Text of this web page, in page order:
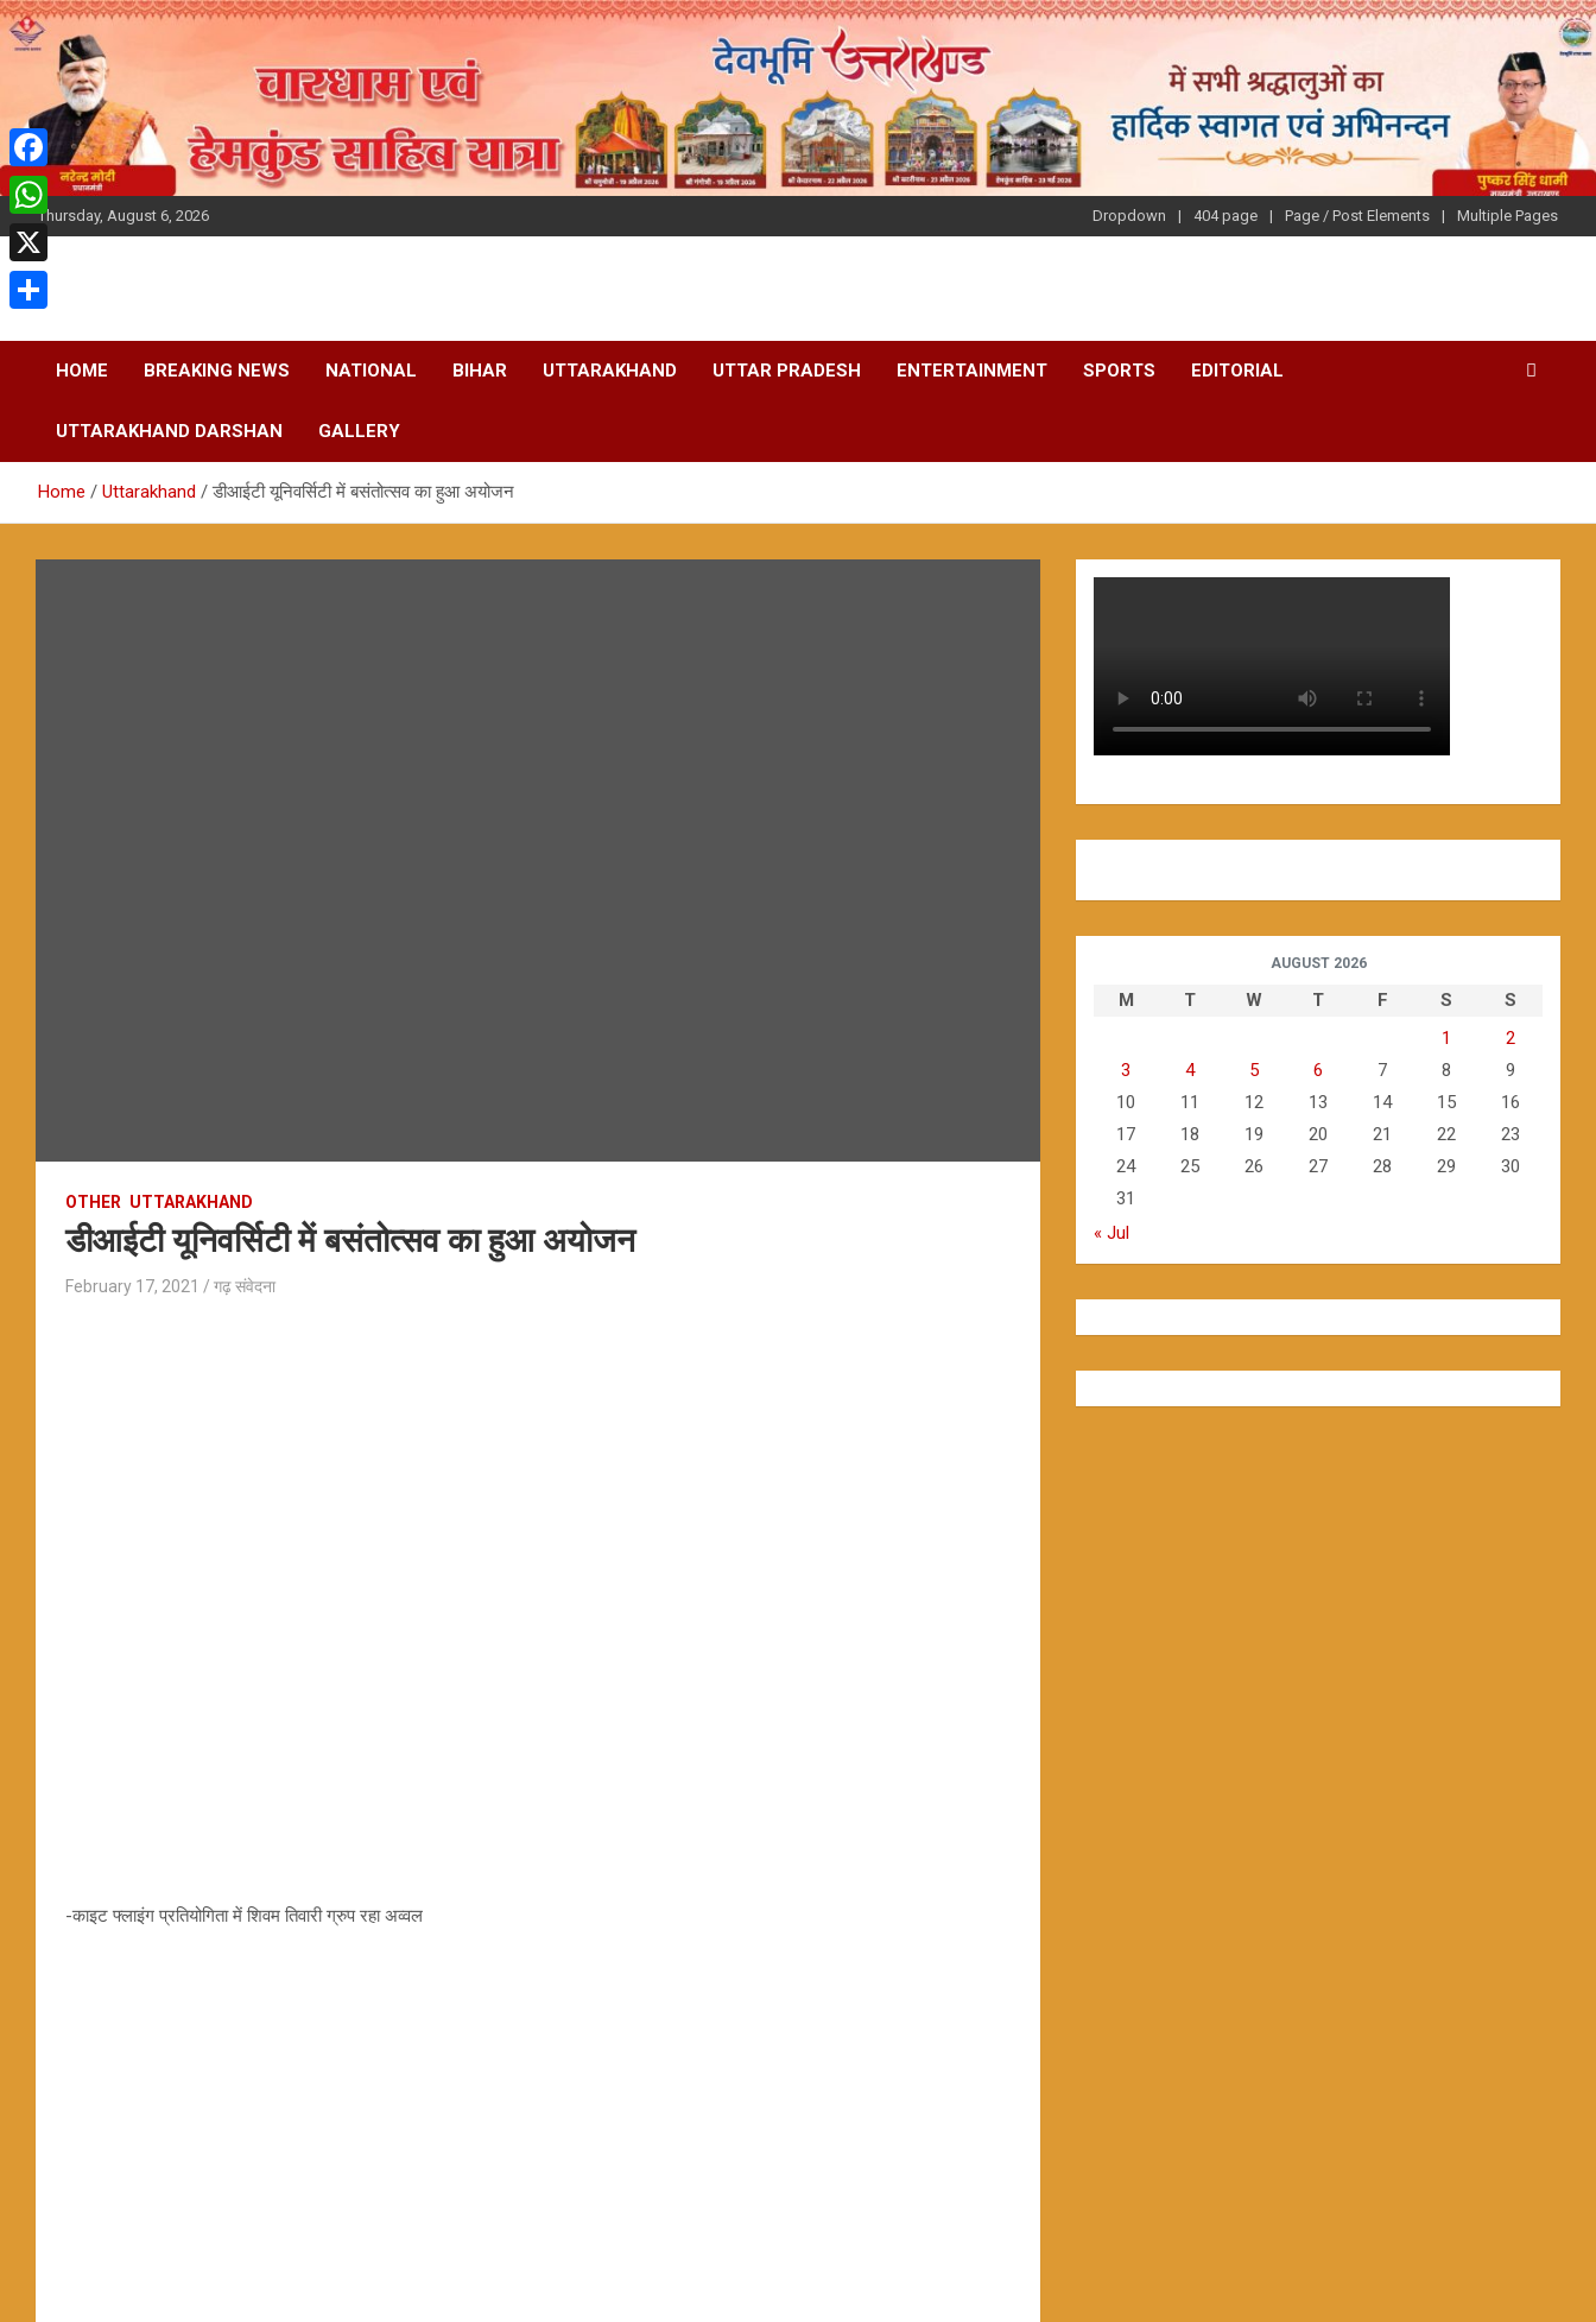
Skip
to
content
Thursday, August 6, 2026 Dropdown 404 page Page / Post Elements Multiple Pages
HOME BREAKING NEWS NATIONAL BIHAR UTTARAKHAND UTTAR PRADESH ENTERTAINMENT SPORTS EDITORIAL
UTTARAKHAND DARSHAN GALLERY
Home Uttarakhand डीआईटी यूनिवर्सिटी में बसंतोत्सव का हुआ अयोजन
OTHER UTTARAKHAND
डीआईटी यूनिवर्सिटी में बसंतोत्सव का हुआ अयोजन
February 17, 2021 गढ़ संवेदना
-काइट फ्लाइंग प्रतियोगिता में शिवम तिवारी ग्रुप रहा अव्वल
AUGUST 2026
M T W T F S
S
1
2
3
4 5 6 7 8
9
10
11 12 13 14 15
16
17
18 19 20 21 22
23
24
25 26 27 28 29
30
31
« Jul
F
a
c
e
b
W
h
a
t
p
X